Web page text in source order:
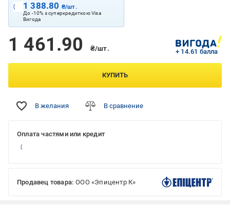
1 388.80 ₴/шт.
До -10% з суперкредиткою Visa
Вигода
1 461.90 ₴/шт. + 14.61 балла
КУПИТЬ
В желания В сравнение
Оплата частями или кредит
Продавец товара: ООО «Эпицентр К»